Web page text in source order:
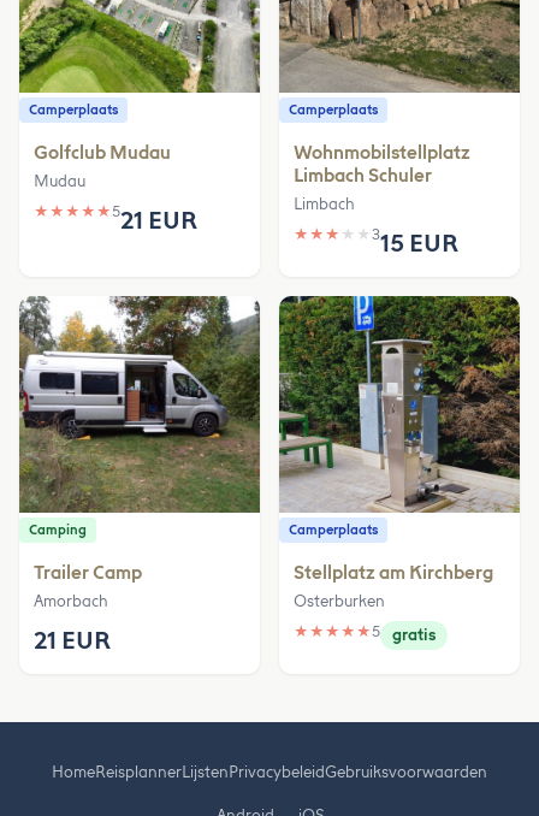
Camperplaats
Golfclub Mudau
Mudau
★ ★ ★ ★ ★521 EUR
Camperplaats
Wohnmobilstellplatz
Limbach Schuler
Limbach
★ ★ ★ ★ ★ 315 EUR
Camping
Trailer Camp
Amorbach
21 EUR
Camperplaats
Stellplatz am Kirchberg
Osterburken
★ ★ ★ ★ ★5 gratis
HomeReisplannerLijstenPrivacybeleidGebruiksvoorwaarden